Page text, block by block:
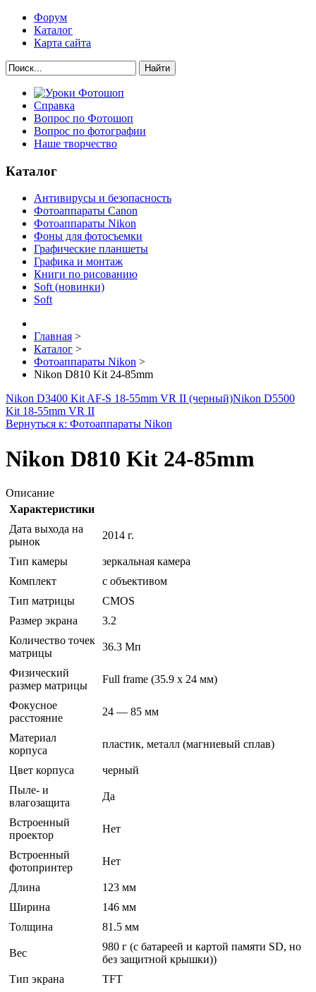
Форум
Каталог
Карта сайта
Найти
Справка
Вопрос по Фотошоп
Вопрос по фотографии
Наше творчество
Каталог
Антивирусы и безопасность
Фотоаппараты Canon
Фотоаппараты Nikon
Фоны для фотосъемки
Графические планшеты
Графика и монтаж
Книги по рисованию
Soft (новинки)
Soft
Главная >
Каталог >
Фотоаппараты Nikon >
Nikon D810 Kit 24-85mm
Nikon D3400 Kit AF-S 18-55mm VR II (черный)Nikon D5500
Kit 18-55mm VR II
Вернуться к: Фотоаппараты Nikon
Nikon D810 Kit 24-85mm
Описание
Характеристики
Дата выхода на
рынок
2014 г.
Тип камеры
зеркальная камера
Комплект
с объективом
Тип матрицы
CMOS
Размер экрана
3.2
Количество точек
матрицы
36.3 Мп
Физический
размер матрицы
Full frame (35.9 x 24 мм)
Фокусное
расстояние
24 — 85 мм
Материал
корпуса
пластик, металл (магниевый сплав)
Цвет корпуса
черный
Пыле- и
влагозащита
Да
Встроенный
проектор
Нет
Встроенный
фотопринтер
Нет
Длина
123 мм
Ширина
146 мм
Толщина
81.5 мм
Вес
980 г (с батареей и картой памяти SD, но
без защитной крышки))
Тип экрана
TFT